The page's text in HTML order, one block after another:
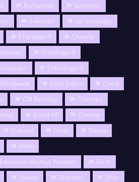
Burhanpur
buseness
Calendor
car knolwdge
Chandigarh
Channai
Chhatisgarh
Chhattisgarh
Chief Editor
China
CM Birthday
Colombo
Covid-19
Crecket
Cultural Datia
Dausa
Delhi
Madhya Pradesh
Desh
Dewas Dhamtari
Dhar